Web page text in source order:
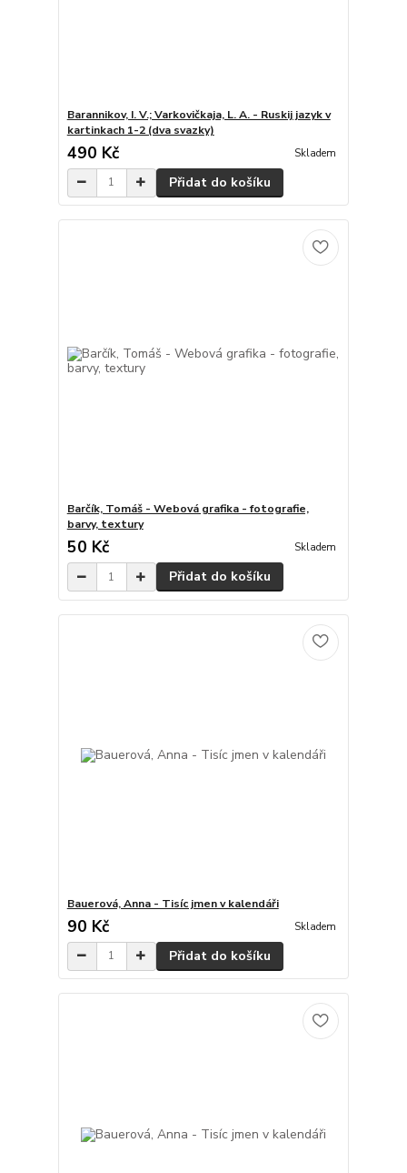
Barannikov, I. V.; Varkovičkaja, L. A. - Ruskij jazyk v
kartinkach 1-2 (dva svazky)
490 Kč Skladem
Přidat do košíku
Barčík, Tomáš - Webová grafika - fotografie,
barvy, textury
50 Kč Skladem
Přidat do košíku
Bauerová, Anna - Tisíc jmen v kalendáři
90 Kč Skladem
Přidat do košíku